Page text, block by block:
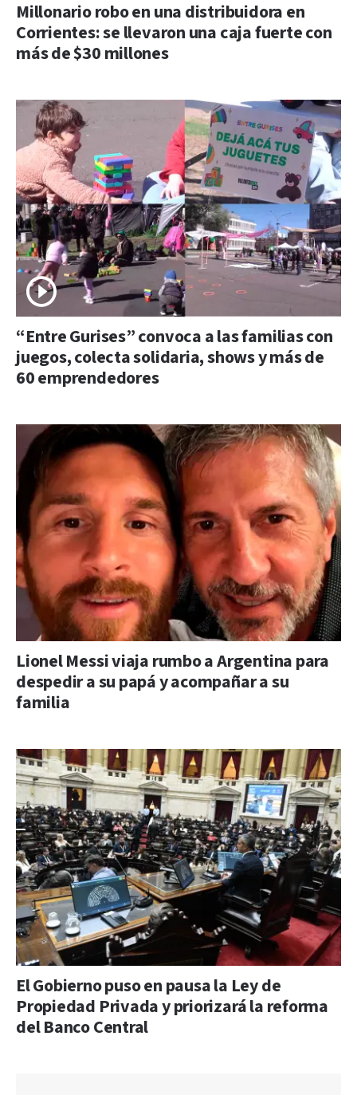
Millonario robo en una distribuidora en
Corrientes: se llevaron una caja fuerte con
más de $30 millones
“Entre Gurises” convoca a las familias con
juegos, colecta solidaria, shows y más de
60 emprendedores
Lionel Messi viaja rumbo a Argentina para
despedir a su papá y acompañar a su
familia
El Gobierno puso en pausa la Ley de
Propiedad Privada y priorizará la reforma
del Banco Central